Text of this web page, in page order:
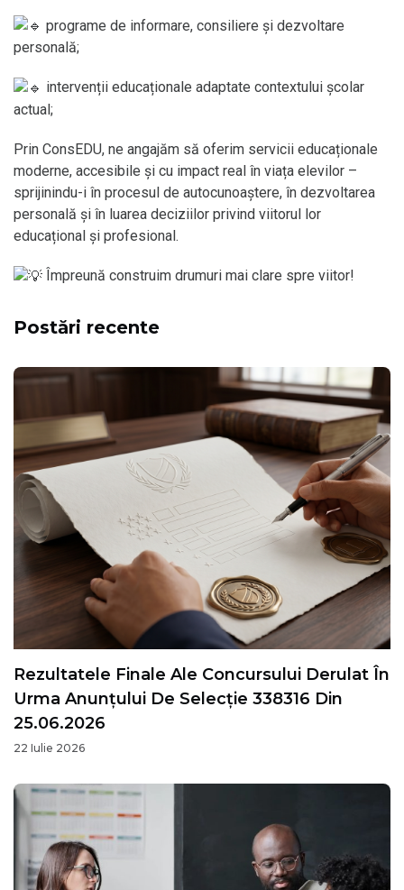
programe de informare, consiliere și dezvoltare
personală;
intervenții educaționale adaptate contextului școlar
actual;
Prin ConsEDU, ne angajăm să oferim servicii educaționale
moderne, accesibile și cu impact real în viața elevilor –
sprijinindu-i în procesul de autocunoaștere, în dezvoltarea
personală și în luarea deciziilor privind viitorul lor
educațional și profesional.
Împreună construim drumuri mai clare spre viitor!
Postări recente
Rezultatele Finale Ale Concursului Derulat În
Urma Anunțului De Selecție 338316 Din
25.06.2026
22 Iulie 2026